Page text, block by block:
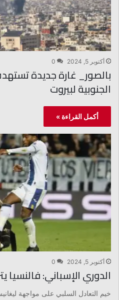
أكتوبر 5, 2024 0
بالصور_ غارة جديدة
الجنوبية لبيروت
أكمل القراءة »
أكتوبر 5, 2024 0
الدوري الإسباني: فالنسيا
خيم التعادل السلبي على مواجهة